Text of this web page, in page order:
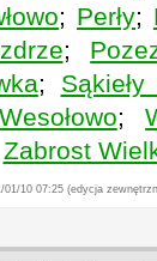
; Perły;
;
; Sąkieły
Wesołowo;
Zabrost
10 07:25 (edycja